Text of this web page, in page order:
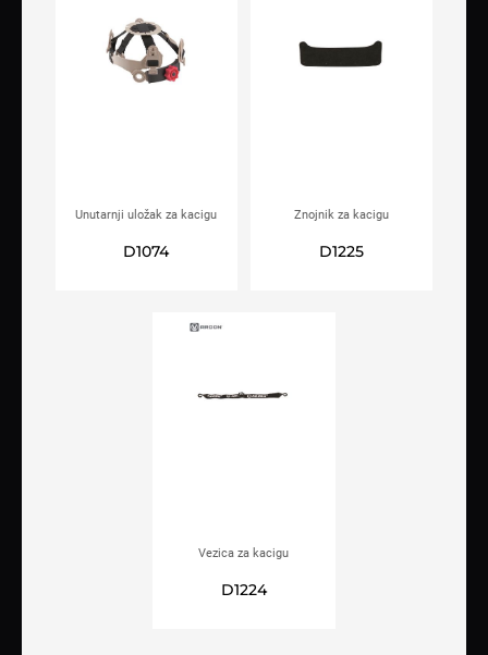
Unutarnji uložak za kacigu
D1074
Znojnik za kacigu
D1225
Vezica za kacigu
D1224